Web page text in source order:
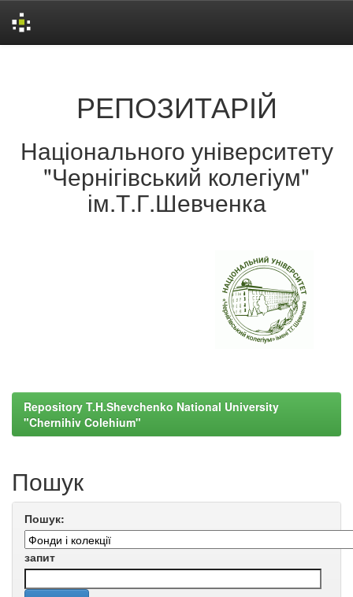
РЕПОЗИТАРІЙ
Національного університету
"Чернігівський колегіум"
ім.Т.Г.Шевченка
Repository T.H.Shevchenko National University
"Chernihiv Colehium"
Пошук
Пошук:
запит